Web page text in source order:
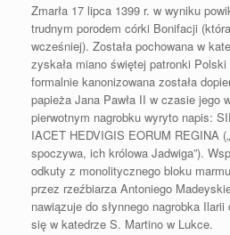
Zmarła 17 lipca 1399 r. w wyniku
trudnym porodem córki Bonifacji
wcześniej). Została pochowana w
zyskała miano świętej patronki
formalnie kanonizowana została
papieża Jana Pawła II w czasie jego
pierwotnym nagrobku wyryto napis:
IACET HEDVIGIS EORUM REGINA
spoczywa, ich królowa Jadwiga”).
odkuty z monolitycznego bloku
przez rzeźbiarza Antoniego
nawiązuje do słynnego nagrobka
się w katedrze S. Martino w Lukce.